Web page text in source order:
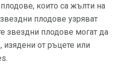
които са жълти на
плодове узряват
звездни плодове могат да
изядени от ръцете или